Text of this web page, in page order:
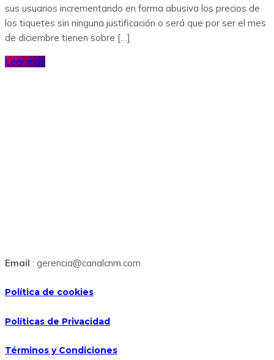
sus usuarios incrementando en forma abusiva los precios de
los tiquetes sin ninguna justificación o será que por ser el mes
de diciembre tienen sobre […]
Leer más
Email : gerencia@canalcnm.com
Política de cookies
Políticas de Privacidad
Términos y Condiciones